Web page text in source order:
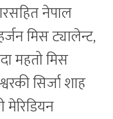
नेपाल
मिस ट्यालेन्ट,
महतो मिस
सिर्जा शाह
मेरिडियन